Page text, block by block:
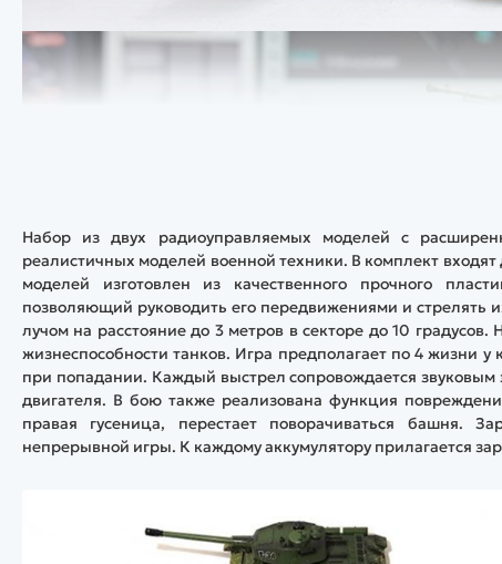
Набор из двух радиоуправляемых моделей с
реалистичных моделей военной техники. В комплект
моделей изготовлен из качественного прочного
позволяющий руководить его передвижениями и
лучом на расстояние до 3 метров в секторе до 10
жизнеспособности танков. Игра предполагает по 4
при попадании. Каждый выстрел сопровождается
двигателя. В бою также реализована функция
правая гусеница, перестает поворачиваться башня.
непрерывной игры. К каждому аккумулятору прилагается